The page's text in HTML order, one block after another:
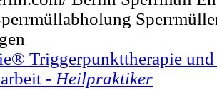
Triggerpunkttherapie
- Heilpraktiker